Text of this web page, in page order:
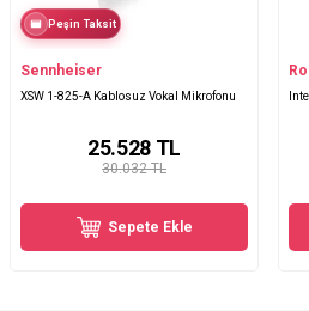
Peşin Taksit
Sennheiser
XSW 1-825-A Kablosuz Vokal Mikrofonu
30.032 TL
25.528TL
Sepete Ekle